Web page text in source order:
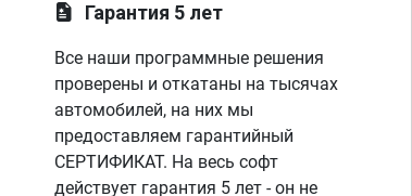
Гарантия 5 лет
Все наши программные решения
проверены и откатаны на тысячах
автомобилей, на них мы
предоставляем гарантийный
СЕРТИФИКАТ. На весь софт
действует гарантия 5 лет - он не